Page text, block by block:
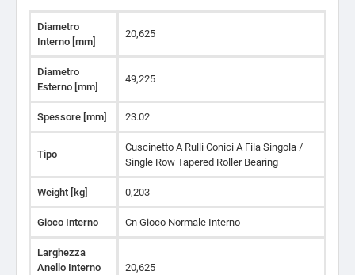
Diametro
Interno [mm]
20,625
Diametro
Esterno [mm]
49,225
Spessore [mm] 23.02
Tipo
Cuscinetto A Rulli Conici A Fila Singola /
Single Row Tapered Roller Bearing
Weight [kg] 0,203
Gioco Interno Cn Gioco Normale Interno
Larghezza
Anello Interno
20,625